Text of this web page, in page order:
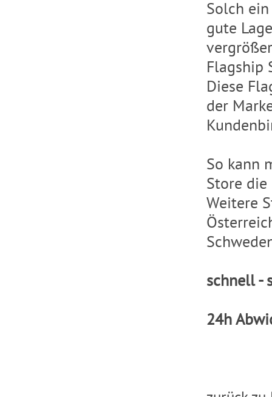
Solch
gute
Flagship
Diese
der
So kann
Store
Weitere
schnell -
24h